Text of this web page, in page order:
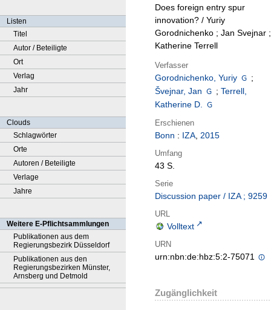
Listen
Titel
Autor / Beteiligte
Ort
Verlag
Jahr
Clouds
Schlagwörter
Orte
Autoren / Beteiligte
Verlage
Jahre
Weitere E-Pflichtsammlungen
Publikationen aus dem
Regierungsbezirk Düsseldorf
Publikationen aus den
Regierungsbezirken Münster,
Arnsberg und Detmold
Does foreign entry spur
innovation? / Yuriy
Gorodnichenko ; Jan Svejnar ;
Katherine Terrell
Verfasser
Gorodnichenko, Yuriy
;
Švejnar, Jan
; Terrell,
Katherine D.
Erschienen
Bonn : IZA, 2015
Umfang
43 S.
Serie
Discussion paper / IZA ; 9259
URL
Volltext
URN
urn:nbn:de:hbz:5:2-75071
Zugänglichkeit